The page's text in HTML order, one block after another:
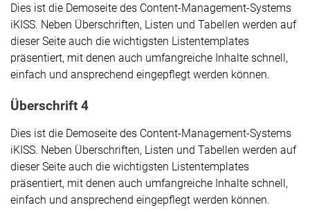
Dies ist die Demoseite des Content-Management-Systems
iKISS. Neben Überschriften, Listen und Tabellen werden auf
dieser Seite auch die wichtigsten Listentemplates
präsentiert, mit denen auch umfangreiche Inhalte schnell,
einfach und ansprechend eingepflegt werden können.
Überschrift 4
Dies ist die Demoseite des Content-Management-Systems
iKISS. Neben Überschriften, Listen und Tabellen werden auf
dieser Seite auch die wichtigsten Listentemplates
präsentiert, mit denen auch umfangreiche Inhalte schnell,
einfach und ansprechend eingepflegt werden können.